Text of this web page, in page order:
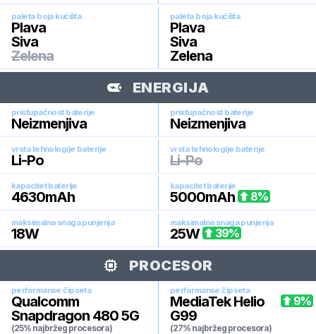
paleta boja kućišta
Plava
Siva
Zelena
paleta boja kućišta
Plava
Siva
Zelena
ENERGIJA
pristupačnost baterije
Neizmenjiva
pristupačnost baterije
Neizmenjiva
vrsta tehnologije baterije
Li-Po
vrsta tehnologije baterije
Li-Po
kapacitet baterije
4630mAh
kapacitet baterije
5000mAh 8%
maksimalna snaga punjenja
18W
maksimalna snaga punjenja
25W 39%
PROCESOR
performanse čipseta
Qualcomm
Snapdragon 480 5G
(25% najbržeg procesora)
performanse čipseta
MediaTek Helio
G99
(27% najbržeg procesora)
9%